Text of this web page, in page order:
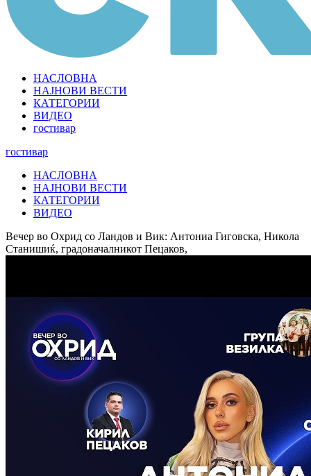
НАСЛОВНА
НАЈНОВИ ВЕСТИ
КАТЕГОРИИ
ВИДЕО
гостивар
гостивар
НАСЛОВНА
НАЈНОВИ ВЕСТИ
КАТЕГОРИИ
ВИДЕО
Вечер во Охрид со Ландов и Вик: Антониа Гиговска, Никола
Станишиќ, градоначалникот Пецаков,